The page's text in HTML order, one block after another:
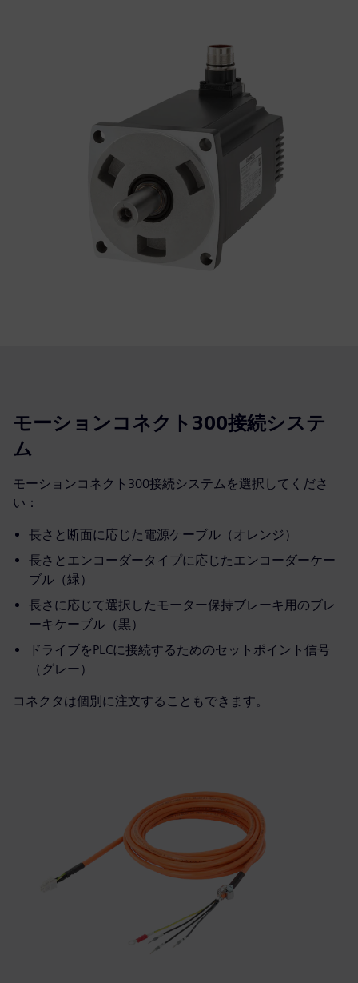
モーションコネクト300接続システ
ム
モーションコネクト300接続システムを選択してくださ
い：
長さと断面に応じた電源ケーブル（オレンジ）
長さとエンコーダータイプに応じたエンコーダーケー
ブル（緑）
長さに応じて選択したモーター保持ブレーキ用のブレ
ーキケーブル（黒）
ドライブをPLCに接続するためのセットポイント信号
（グレー）
コネクタは個別に注文することもできます。